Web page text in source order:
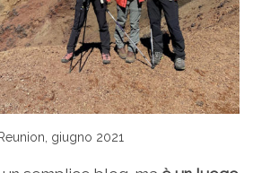
Reunion, giugno 2021